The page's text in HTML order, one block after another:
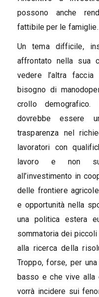
possono anche
fattibile per le famiglie.
Un tema difficile,
affrontato nella sua
vedere l’altra
bisogno di
crollo
dovrebbe essere
trasparenza nel
lavoratori con
lavoro e non
all’investimento in
delle frontiere
e opportunità nella
una politica estera
sommatoria dei
alla ricerca della
Troppo, forse, per
basso e che vive alla
vorrà incidere sui